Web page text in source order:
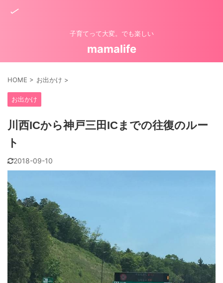
子育てって大変。でも楽しい
mamalife
HOME > お出かけ >
お出かけ
川西ICから神戸三田ICまでの往復のルー
ト
2018-09-10